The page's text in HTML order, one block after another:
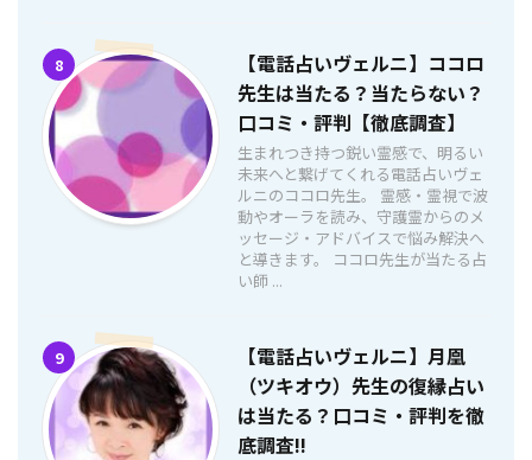
8
【電話占いヴェルニ】ココロ
先生は当たる？当たらない？
口コミ・評判【徹底調査】
生まれつき持つ鋭い霊感で、明るい
未来へと繋げてくれる電話占いヴェ
ルニのココロ先生。 霊感・霊視で波
動やオーラを読み、守護霊からのメ
ッセージ・アドバイスで悩み解決へ
と導きます。 ココロ先生が当たる占
い師 ...
9
【電話占いヴェルニ】月凰
（ツキオウ）先生の復縁占い
は当たる？口コミ・評判を徹
底調査!!